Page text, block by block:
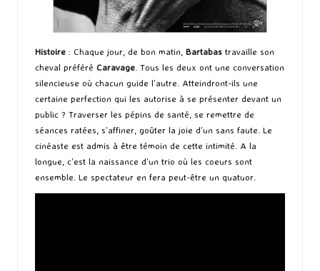
Histoire : Chaque jour, de bon matin, Bartabas travaille son
cheval préféré Caravage. Tous les deux ont une conversation
silencieuse où chacun guide l’autre. Atteindront-ils une
certaine perfection qui les autorise à se présenter devant un
public ? Traverser les pépins de santé, se remettre de
séances ratées, s’affiner, goûter la joie d’un sans faute. Le
cinéaste est admis à être témoin de cette intimité. A la
longue, c’est la naissance d’un trio où les coeurs sont
ensemble. Le spectateur en fera peut-être un quatuor.